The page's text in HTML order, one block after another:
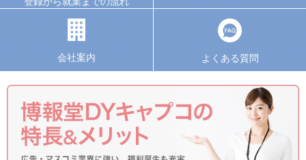
会社案内 よくある質問